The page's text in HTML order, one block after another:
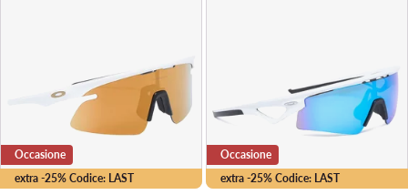
extra -25% Codice: LAST
Occasione
extra -25% Codice: LAST
Occasione